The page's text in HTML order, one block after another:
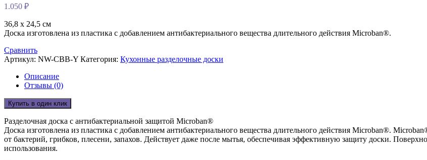
1.050 ₽
36,8 x 24,5 см
Доска изготовлена из пластика с добавлением антибактериального вещества длительного действия Microban®.
Сравнить
Артикул: NW-CBB-Y Категория: Кухонные разделочные доски
Описание
Отзывы (0)
Купить в один клик
Разделочная доска с антибактериальной защитой Microban®
Доска изготовлена из пластика с добавлением антибактериального вещества длительного действия Microban®.
от бактерий, грибков, плесени, запахов. Действует даже после мытья, обеспечивая эффективную защиту доски.
использования.